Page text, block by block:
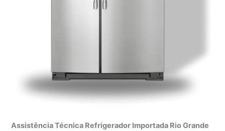
Assistência Técnica Refrigerador Importada Rio Grande